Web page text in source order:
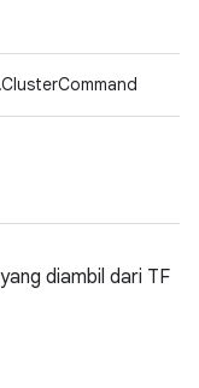
diambil dari TF